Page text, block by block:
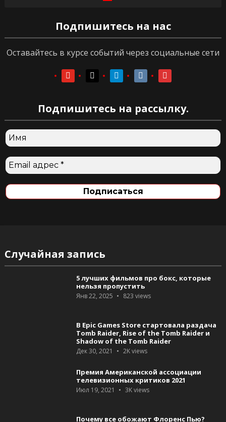
Подпишитесь на нас
Оставайтесь в курсе событий через социальные сети
youtubeyoutubetelegramvkontaktevkontakte
Подпишитесь на рассылку.
Случайная запись
5 лучших фильмов про бокс, которые
нельзя пропустить
Янв 22, 2025 823 views
В Epic Games Store стартовала раздача
Tomb Raider, Rise of the Tomb Raider и
Shadow of the Tomb Raider
Дек 30, 2021 2Kviews
Премия Американской ассоциации
телевизионных критиков 2021
Июл 19, 2021 3Kviews
Почему все обожают Флоренс Пью?